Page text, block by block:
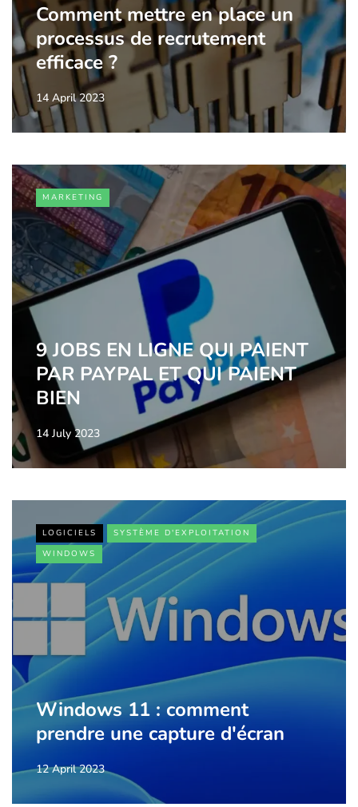
Comment mettre en place un
processus de recrutement
efficace ?
14 April 2023
MARKETING
9 JOBS EN LIGNE QUI PAIENT
PAR PAYPAL ET QUI PAIENT
BIEN
14 July 2023
LOGICIELS
SYSTÈME D'EXPLOITATION
WINDOWS
Windows 11 : comment
prendre une capture d'écran
12 April 2023